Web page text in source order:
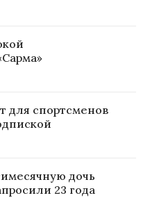
для спортсменов
дочь
23 года